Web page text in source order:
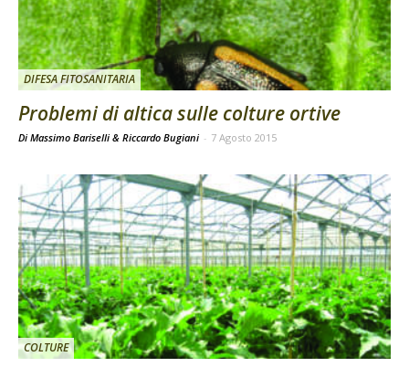
DIFESA FITOSANITARIA
Problemi di altica sulle colture ortive
Di Massimo Bariselli & Riccardo Bugiani - 7 Agosto 2015
COLTURE